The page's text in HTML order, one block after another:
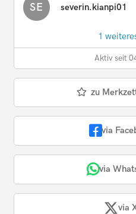
SE severin.kianpi01
1
Aktiv seit
zu
via
via
via